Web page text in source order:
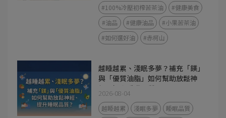
#100%冷壓初榨苦茶油
#健康美食
#油品
#健康油品
#小果苦茶油
#如何選好油
#赤柯山
越睡越累、淺眠多夢？補充「鎂」
與「優質油脂」如何幫助放鬆神
經、提升睡眠品質？
2026-08-04
越睡越累 淺眠多夢
睡眠品質